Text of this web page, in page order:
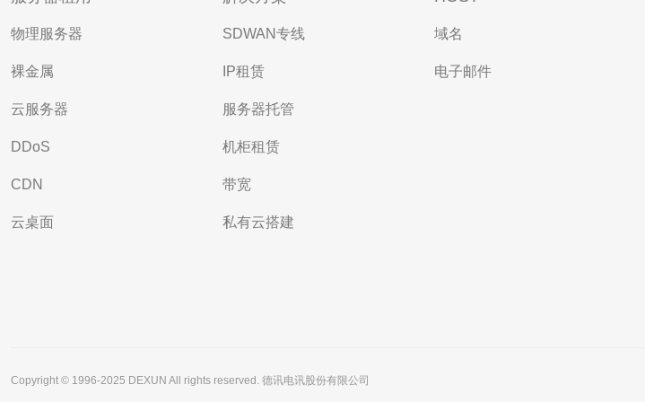
物理服务器
裸金属
云服务器
DDoS
CDN
云桌面
SDWAN专线
IP租赁
服务器托管
机柜租赁
带宽
私有云搭建
域名
电子邮件
Copyright © 1996-2025 DEXUN All rights reserved. 德讯电讯股份有限公司